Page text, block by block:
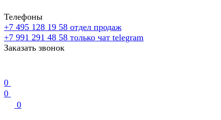
Телефоны
+7 495 128 19 58 отдел продаж
+7 991 291 48 58 только чат telegram
Заказать звонок
0
0
0